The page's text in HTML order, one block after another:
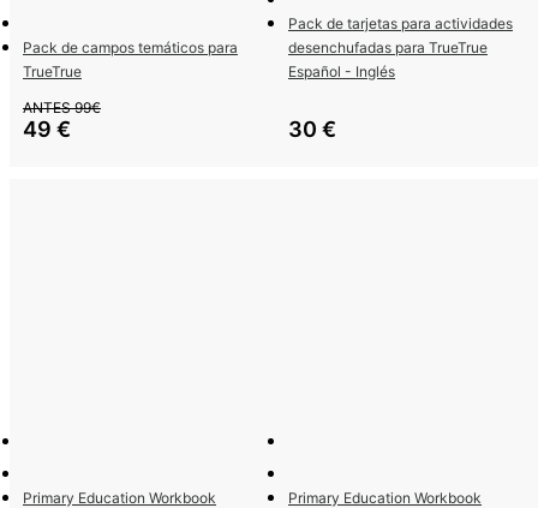
Pack de campos temáticos para
TrueTrue
ANTES 99€
49 €
Pack de tarjetas para actividades
desenchufadas para TrueTrue
Español - Inglés
30 €
Primary Education Workbook
Primary Education Workbook